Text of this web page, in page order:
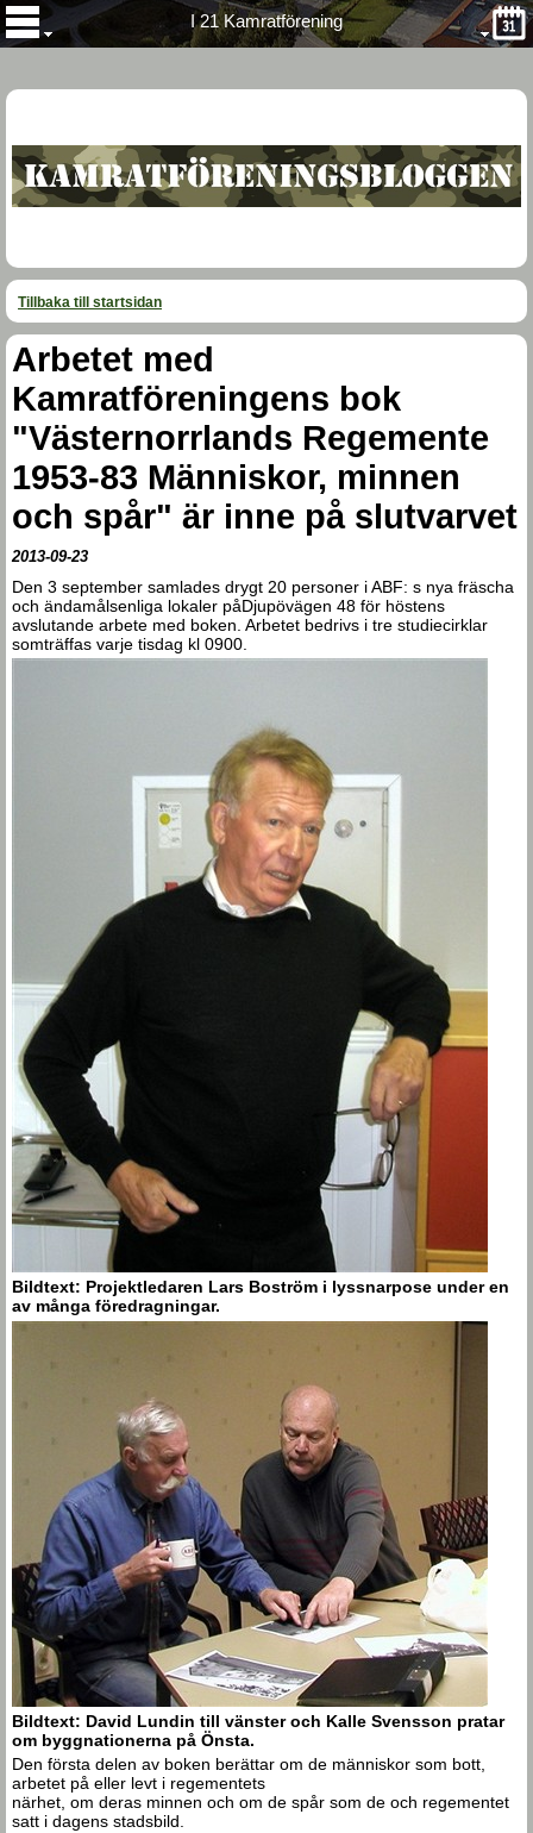
I 21 Kamratförening
Tillbaka till startsidan
Arbetet med
Kamratföreningens bok
"Västernorrlands Regemente
1953-83 Människor, minnen
och spår" är inne på slutvarvet
2013-09-23
Den 3 september samlades drygt 20 personer i ABF: s nya fräscha
och ändamålsenliga lokaler påDjupövägen 48 för höstens
avslutande arbete med boken. Arbetet bedrivs i tre studiecirklar
somträffas varje tisdag kl 0900.
Bildtext: Projektledaren Lars Boström i lyssnarpose under en
av många föredragningar.
Bildtext: David Lundin till vänster och Kalle Svensson pratar
om byggnationerna på Önsta.
Den första delen av boken berättar om de människor som bott,
arbetet på eller levt i regementets
närhet, om deras minnen och om de spår som de och regementet
satt i dagens stadsbild.